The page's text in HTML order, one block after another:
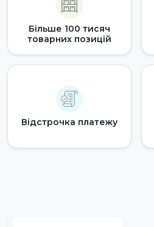
Більше 100 тисяч
товарних позицій
Відстрочка платежу